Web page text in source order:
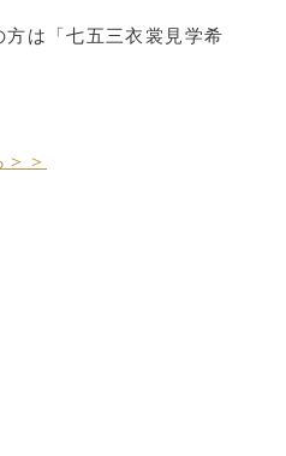
は「七五三衣裳見学希
＞